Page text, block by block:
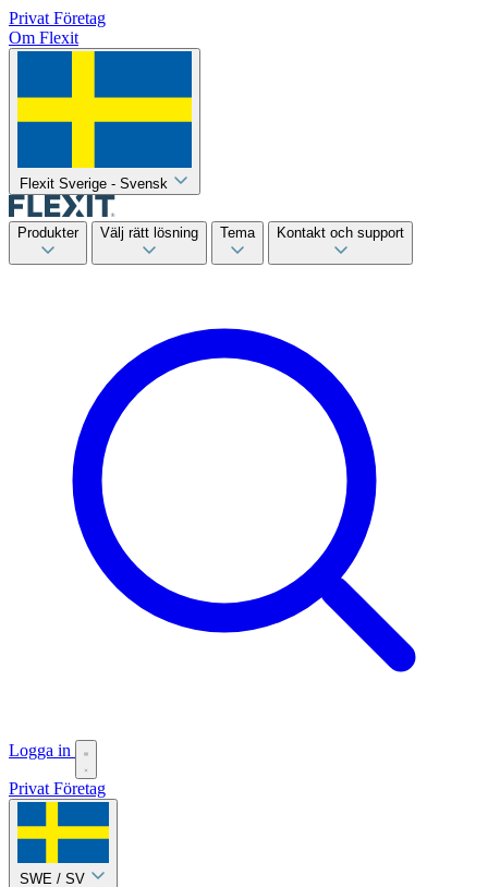
Privat Företag
Om Flexit
Flexit Sverige - Svensk
Produkter Välj rätt lösning Tema Kontakt och support
Logga in
Privat Företag
SWE / SV